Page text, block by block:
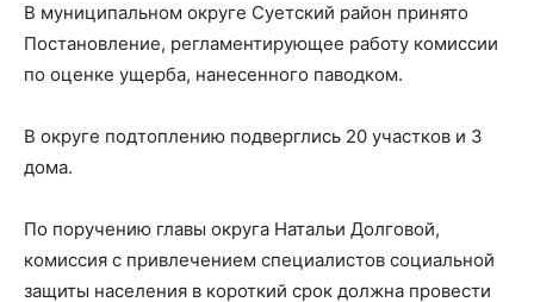
В муниципальном округе Суетский район принято
Постановление, регламентирующее работу комиссии
по оценке ущерба, нанесенного паводком.
В округе подтоплению подверглись 20 участков и 3
дома.
По поручению главы округа Натальи Долговой,
комиссия с привлечением специалистов социальной
защиты населения в короткий срок должна провести